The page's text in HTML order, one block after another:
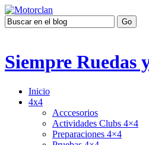
Siempre Ruedas
Inicio
4x4
Acccesorios
Actividades Clubs 4×4
Preparaciones 4×4